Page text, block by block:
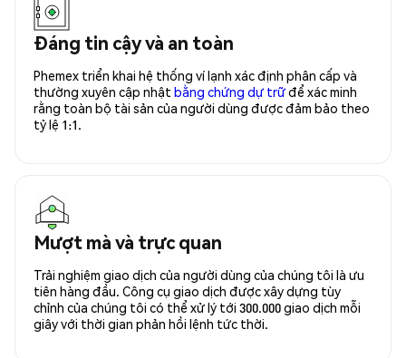
Đáng tin cậy và an toàn
Phemex triển khai hệ thống ví lạnh xác định phân cấp và
thường xuyên cập nhật bằng chứng dự trữđể xác minh
rằng toàn bộ tài sản của người dùng được đảm bảo theo
tỷ lệ 1:1.
Mượt mà và trực quan
Trải nghiệm giao dịch của người dùng của chúng tôi là ưu
tiên hàng đầu. Công cụ giao dịch được xây dựng tùy
chỉnh của chúng tôi có thể xử lý tới 300.000 giao dịch mỗi
giây với thời gian phản hồi lệnh tức thời.